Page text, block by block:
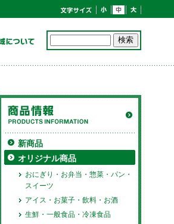
新商品
オリジナル商品
おにぎり・お弁当・惣菜・パン・
スイーツ
アイス・お菓子・飲料・お酒
生鮮・一般食品・冷凍食品